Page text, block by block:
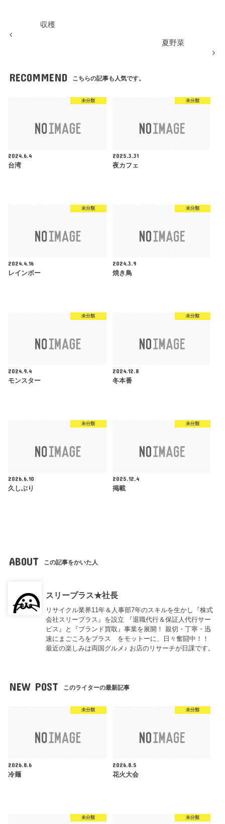
収穫
夏野菜
RECOMMEND こちらの記事も人気です。
未分類
2024.6.4
台湾
未分類
2025.3.31
夜カフェ
未分類
2024.4.16
レインボー
未分類
2024.3.9
焼き鳥
未分類
2024.9.4
モンスター
未分類
2024.12.8
冬本番
未分類
2026.6.10
久しぶり
未分類
2025.12.4
掲載
ABOUT この記事をかいた人
スリープラス★社長
リサイクル業界11年＆人事部7年のスキルを生かし『株式
会社スリープラス』を設立 『退職代行＆保証人代行サー
ビス』と『ブランド買取』事業を展開！ 親切・丁寧・迅
速にまごころをプラス をモットーに、日々奮闘中！！
最近の楽しみは両国グルメ♪ お店のリサーチが日課です。
NEW POST このライターの最新記事
未分類
2026.8.6
冷麺
未分類
2026.8.5
花火大会
未分類 未分類